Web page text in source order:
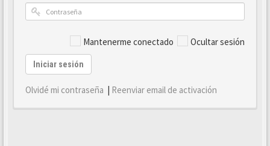
Mantenerme conectado Ocultar sesión
Iniciar sesión
Olvidé mi contraseña | Reenviar email de activación